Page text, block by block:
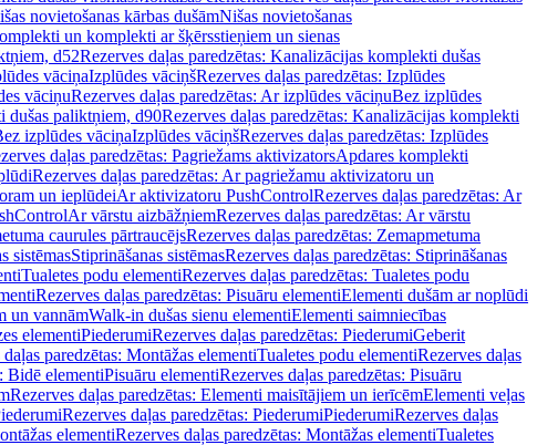
novietošanas kārbas dušāmNišas novietošanas
un komplekti ar šķērsstieņiem un sienas
d52Rezerves daļas paredzētas: Kanalizācijas komplekti dušas
vāciņaIzplūdes vāciņšRezerves daļas paredzētas: Izplūdes
vāciņuRezerves daļas paredzētas: Ar izplūdes vāciņuBez izplūdes
dušas paliktņiem, d90Rezerves daļas paredzētas: Kanalizācijas komplekti
izplūdes vāciņaIzplūdes vāciņšRezerves daļas paredzētas: Izplūdes
daļas paredzētas: Pagriežams aktivizatorsApdares komplekti
Rezerves daļas paredzētas: Ar pagriežamu aktivizatoru un
un ieplūdeiAr aktivizatoru PushControlRezerves daļas paredzētas: Ar
Ar vārstu aizbāžņiemRezerves daļas paredzētas: Ar vārstu
caurules pārtraucējsRezerves daļas paredzētas: Zemapmetuma
sistēmasStiprināšanas sistēmasRezerves daļas paredzētas: Stiprināšanas
Tualetes podu elementiRezerves daļas paredzētas: Tualetes podu
Rezerves daļas paredzētas: Pisuāru elementiElementi dušām ar noplūdi
un vannāmWalk-in dušas sienu elementiElementi saimniecības
elementiPiederumiRezerves daļas paredzētas: PiederumiGeberit
paredzētas: Montāžas elementiTualetes podu elementiRezerves daļas
Bidē elementiPisuāru elementiRezerves daļas paredzētas: Pisuāru
Rezerves daļas paredzētas: Elementi maisītājiem un ierīcēmElementi veļas
Rezerves daļas paredzētas: PiederumiPiederumiRezerves daļas
elementiRezerves daļas paredzētas: Montāžas elementiTualetes